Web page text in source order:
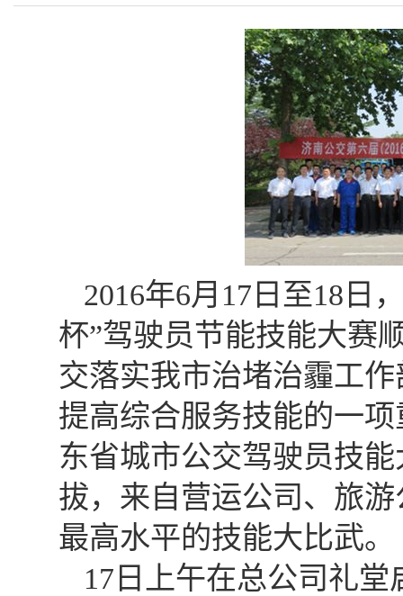
2016年6月17日至18日
杯”驾驶员节能技能大赛
交落实我市治堵治霾工
提高综合服务技能的一
东省城市公交驾驶员技
拔，来自营运公司、旅
最高水平的技能大比武。
17日上午在总公司礼